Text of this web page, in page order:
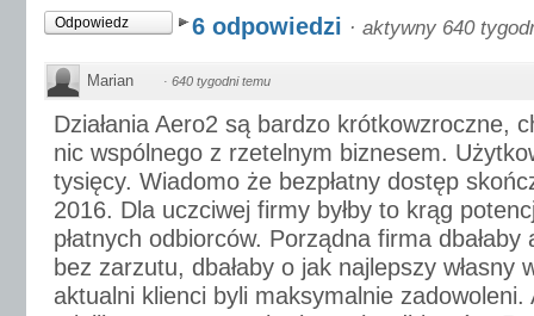
Odpowiedz 6 odpowiedzi · aktywny 640
Marian · 640 tygodni temu
Działania Aero2 są bardzo krótkowzroczne,
nic wspólnego z rzetelnym biznesem.
tysięcy. Wiadomo że bezpłatny dostęp
2016. Dla uczciwej firmy byłby to krąg
płatnych odbiorców. Porządna firma dbałaby
bez zarzutu, dbałaby o jak najlepszy własny
aktualni klienci byli maksymalnie zadowoleni.